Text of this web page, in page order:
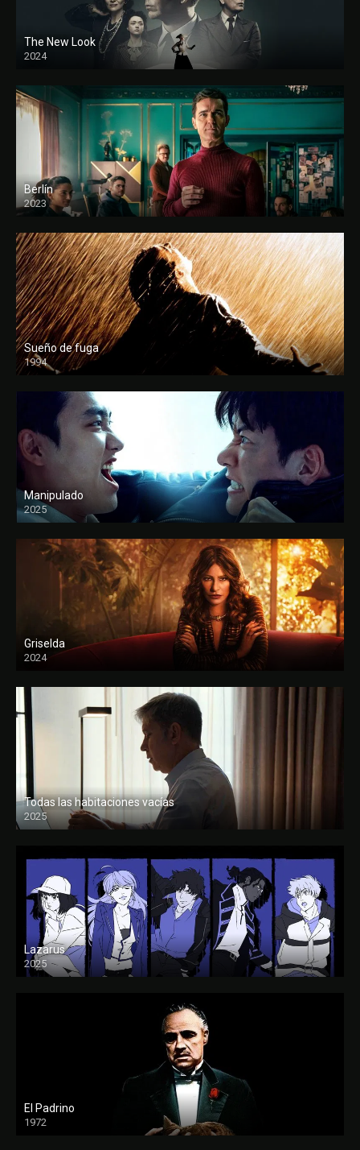
The New Look
2024
Berlín
2023
Sueño de fuga
1994
FULL HD
Manipulado
2025
Griselda
2024
Todas las habitaciones vacías
2025
FULL HD
Lazarus
2025
El Padrino
1972
FULL HD